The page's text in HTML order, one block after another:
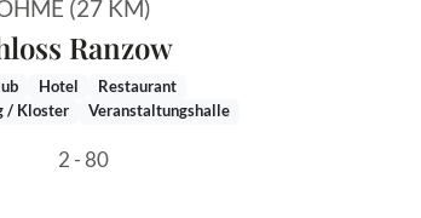
(27 KM)
Ranzow
Hotel
Restaurant
/ Kloster
Veranstaltungshalle
2 - 80